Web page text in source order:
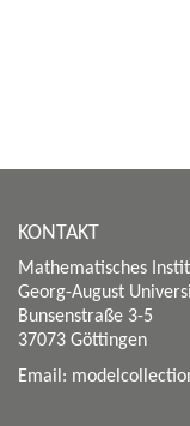
KONTAKT
Mathematisches
Georg-August
Bunsenstraße 3-5
37073 Göttingen
Email: